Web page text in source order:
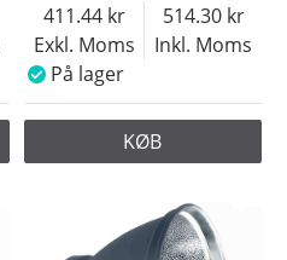
Exkl. Moms
411.44
Inkl. Moms
514.30
På lager
KØB